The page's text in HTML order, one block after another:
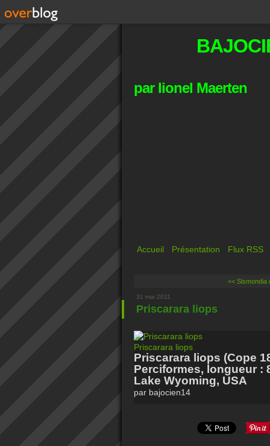
par lionel Maerten
Accueil Présentation Flux RSS
<< Sismondia
31 mai 2011
Priscarara liops
Priscarara liops
Priscarara liops (Cope
Perciformes, longueur :
Lake Wyoming, USA
par bajocien14